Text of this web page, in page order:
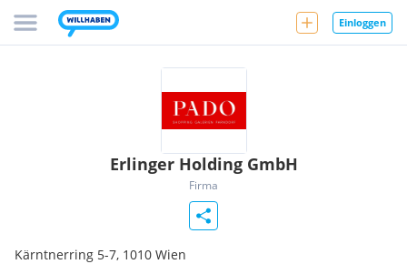
Einloggen
Erlinger Holding GmbH
Firma
Kärntnerring 5-7, 1010 Wien